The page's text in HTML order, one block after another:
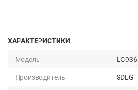
ХАРАКТЕРИСТИКИ
Модель
Производитель
SDLG